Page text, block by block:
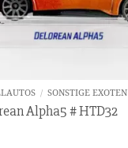
/ SONSTIGE EXOTEN
Alpha5 # HTD32